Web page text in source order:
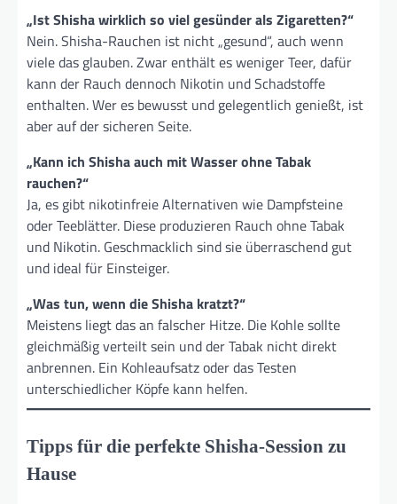
„Ist Shisha wirklich so viel gesünder als Zigaretten?“
Nein. Shisha-Rauchen ist nicht „gesund“, auch wenn
viele das glauben. Zwar enthält es weniger Teer, dafür
kann der Rauch dennoch Nikotin und Schadstoffe
enthalten. Wer es bewusst und gelegentlich genießt, ist
aber auf der sicheren Seite.
„Kann ich Shisha auch mit Wasser ohne Tabak
rauchen?“
Ja, es gibt nikotinfreie Alternativen wie Dampfsteine
oder Teeblätter. Diese produzieren Rauch ohne Tabak
und Nikotin. Geschmacklich sind sie überraschend gut
und ideal für Einsteiger.
„Was tun, wenn die Shisha kratzt?“
Meistens liegt das an falscher Hitze. Die Kohle sollte
gleichmäßig verteilt sein und der Tabak nicht direkt
anbrennen. Ein Kohleaufsatz oder das Testen
unterschiedlicher Köpfe kann helfen.
Tipps für die perfekte Shisha-Session zu
Hause